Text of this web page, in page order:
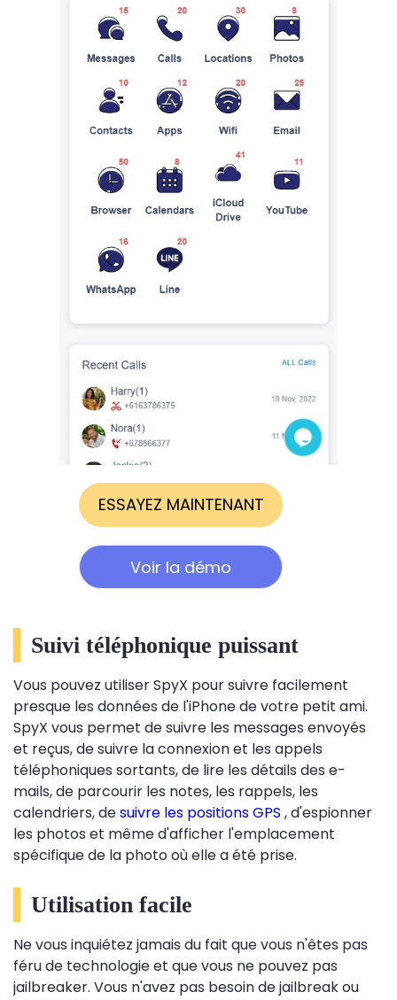
ESSAYEZ MAINTENANT
Voir la démo
Suivi téléphonique puissant
Vous pouvez utiliser SpyX pour suivre facilement
presque les données de l'iPhone de votre petit ami.
SpyX vous permet de suivre les messages envoyés
et reçus, de suivre la connexion et les appels
téléphoniques sortants, de lire les détails des e-
mails, de parcourir les notes, les rappels, les
calendriers, desuivre les positions GPS , d'espionner
les photos et même d'afficher l'emplacement
spécifique de la photo où elle a été prise.
Utilisation facile
Ne vous inquiétez jamais du fait que vous n'êtes pas
féru de technologie et que vous ne pouvez pas
jailbreaker. Vous n'avez pas besoin de jailbreak ou